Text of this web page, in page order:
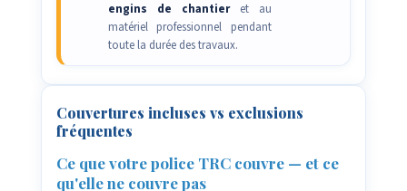
engins de chantieret au
matériel professionnel pendant
toute la durée des travaux.
Couvertures incluses vs exclusions
fréquentes
Ce que votre police TRC couvre — et ce
qu'elle ne couvre pas